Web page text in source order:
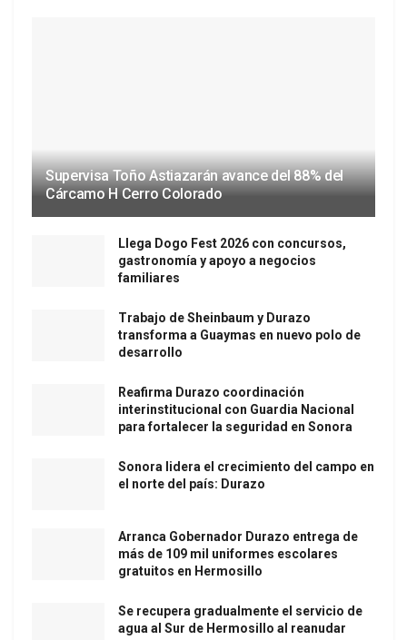
Supervisa Toño Astiazarán avance del 88% del
Cárcamo H Cerro Colorado
Llega Dogo Fest 2026 con concursos,
gastronomía y apoyo a negocios
familiares
Trabajo de Sheinbaum y Durazo
transforma a Guaymas en nuevo polo de
desarrollo
Reafirma Durazo coordinación
interinstitucional con Guardia Nacional
para fortalecer la seguridad en Sonora
Sonora lidera el crecimiento del campo en
el norte del país: Durazo
Arranca Gobernador Durazo entrega de
más de 109 mil uniformes escolares
gratuitos en Hermosillo
Se recupera gradualmente el servicio de
agua al Sur de Hermosillo al reanudar